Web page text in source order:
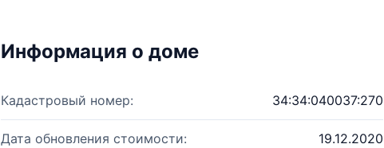
Информация о доме
Кадастровый номер: 34:34:040037:270
Дата обновления стоимости: 19.12.2020